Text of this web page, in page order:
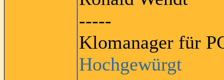
-----
Klomanager für
Hochgewürgt